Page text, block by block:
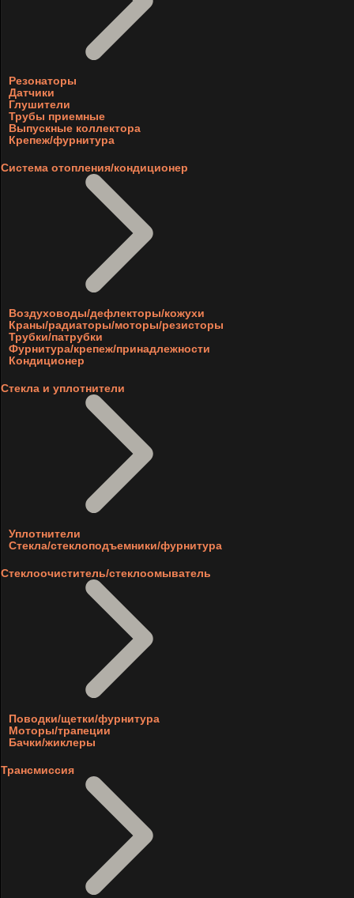
Резонаторы
Датчики
Глушители
Трубы приемные
Выпускные коллектора
Крепеж/фурнитура
Система отопления/кондиционер
Воздуховоды/дефлекторы/кожухи
Краны/радиаторы/моторы/резисторы
Трубки/патрубки
Фурнитура/крепеж/принадлежности
Кондиционер
Стекла и уплотнители
Уплотнители
Стекла/стеклоподъемники/фурнитура
Стеклоочиститель/стеклоомыватель
Поводки/щетки/фурнитура
Моторы/трапеции
Бачки/жиклеры
Трансмиссия